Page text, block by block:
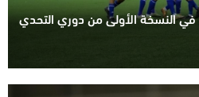
النسخة الأولى من دوري التحدي